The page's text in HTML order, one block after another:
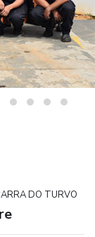
DO TURVO